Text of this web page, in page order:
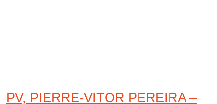
PV, PIERRE-VITOR PEREIRA –